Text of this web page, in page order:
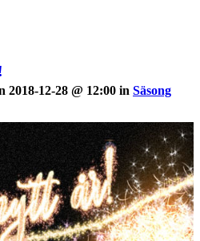
2018-12-28 @ 12:00 in Säsong